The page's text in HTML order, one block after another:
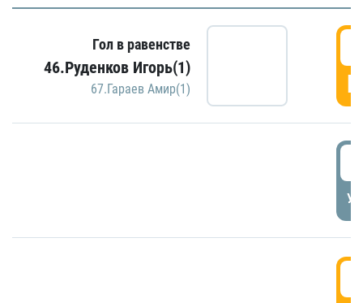
Гол в равенстве
46.Руденков Игорь(1)
67.Гараев Амир(1)